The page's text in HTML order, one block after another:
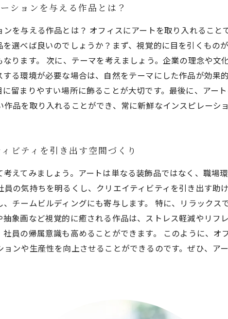
ションを与える作品とは？
を与える作品とは？ オフィスにアートを取り入れるこ
選べば良いのでしょうか？まず、視覚的に目を引くもの
ります。 次に、テーマを考えましょう。企業の理念や文
る環境が必要な場合は、自然をテーマにした作品が効果
留まりやすい場所に飾ることが大切です。最後に、アー
品を取り入れることができ、常に新鮮なインスピレーシ
ビティを引き出す空間づくり
えてみましょう。アートは単なる装飾品ではなく、職場
の気持ちを明るくし、クリエイティビティを引き出す助
チームビルディングにも寄与します。 特に、リラック
象画など視覚的に癒される作品は、ストレス軽減やリフ
員の帰属意識も高めることができます。 このように、
ンや生産性を向上させることができるのです。ぜひ、ア